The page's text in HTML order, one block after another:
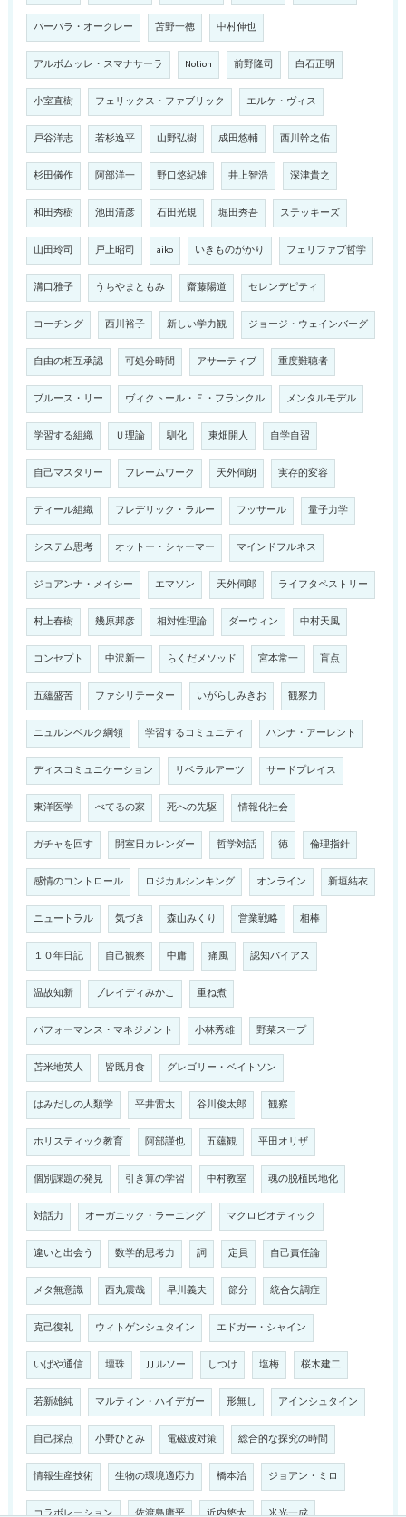
バーバラ・オークレー 苫野一徳 中村伸也
アルボムッレ・スマナサーラ Notion 前野隆司 白石正明
小室直樹 フェリックス・ファブリック エルケ・ヴィス
戸谷洋志 若杉逸平 山野弘樹 成田悠輔 西川幹之佑
杉田儀作 阿部洋一 野口悠紀雄 井上智浩 深津貴之
和田秀樹 池田清彦 石田光規 堀田秀吾 ステッキーズ
山田玲司 戸上昭司 aiko いきものがかり フェリファブ哲学
溝口雅子 うちやまともみ 齋藤陽道 セレンデピティ
コーチング 西川裕子 新しい学力観 ジョージ・ウェインバーグ
自由の相互承認 可処分時間 アサーティブ 重度難聴者
ブルース・リー ヴィクトール・Ｅ・フランクル メンタルモデル
学習する組織 Ｕ理論 馴化 東畑開人 自学自習
自己マスタリー フレームワーク 天外伺朗 実存的変容
ティール組織 フレデリック・ラルー フッサール 量子力学
システム思考 オットー・シャーマー マインドフルネス
ジョアンナ・メイシー エマソン 天外伺郎 ライフタペストリー
村上春樹 幾原邦彦 相対性理論 ダーウィン 中村天風
コンセプト 中沢新一 らくだメソッド 宮本常一 盲点
五蘊盛苦 ファシリテーター いがらしみきお 観察力
ニュルンベルク綱領 学習するコミュニティ ハンナ・アーレント
ディスコミュニケーション リベラルアーツ サードプレイス
東洋医学 べてるの家 死への先駆 情報化社会
ガチャを回す 開室日カレンダー 哲学対話 徳 倫理指針
感情のコントロール ロジカルシンキング オンライン 新垣結衣
ニュートラル 気づき 森山みくり 営業戦略 相棒
１０年日記 自己観察 中庸 痛風 認知バイアス
温故知新 ブレイディみかこ 重ね煮
パフォーマンス・マネジメント 小林秀雄 野菜スープ
苫米地英人 皆既月食 グレゴリー・ベイトソン
はみだしの人類学 平井雷太 谷川俊太郎 観察
ホリスティック教育 阿部謹也 五蘊観 平田オリザ
個別課題の発見 引き算の学習 中村教室 魂の脱植民地化
対話力 オーガニック・ラーニング マクロビオティック
違いと出会う 数学的思考力 詞 定員 自己責任論
メタ無意識 西丸震哉 早川義夫 節分 統合失調症
克己復礼 ウィトゲンシュタイン エドガー・シャイン
いばや通信 壇珠 J.J.ルソー しつけ 塩梅 桜木建二
若新雄純 マルティン・ハイデガー 形無し アインシュタイン
自己採点 小野ひとみ 電磁波対策 総合的な探究の時間
情報生産技術 生物の環境適応力 橋本治 ジョアン・ミロ
コラボレーション 佐渡島庸平 近内悠太 米光一成